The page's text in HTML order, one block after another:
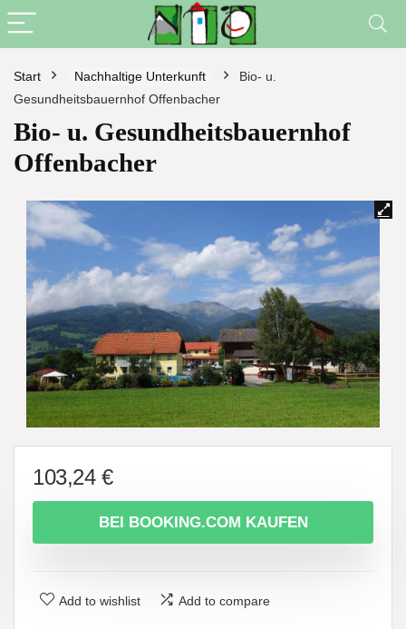
Start Nachhaltige Unterkunft
Bio- u.
Gesundheitsbauernhof Offenbacher
Bio- u. Gesundheitsbauernhof
Offenbacher
103,24 €
BEI BOOKING.COM KAUFEN
Add to wishlist Add to compare